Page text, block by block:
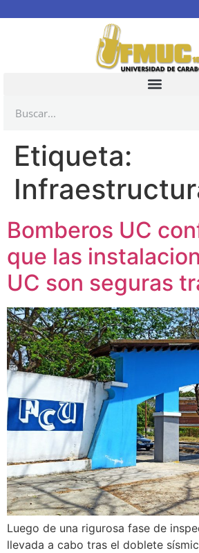
Etiqueta:
Bomberos UC
que las
UC son seguras
Luego de una rigurosa fase de
llevada a cabo tras el doblete